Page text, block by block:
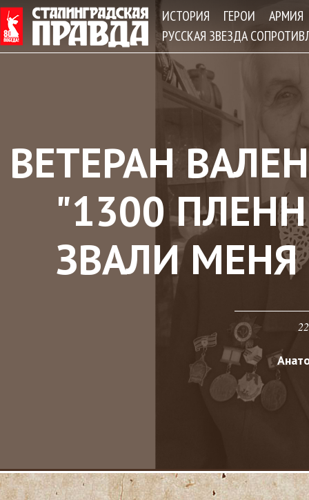
ИСТОРИЯ ГЕРОИ
АРМИЯ
РУССКАЯ ЗВЕЗДА
ВЕТЕРАН
"1300
ЗВАЛИ